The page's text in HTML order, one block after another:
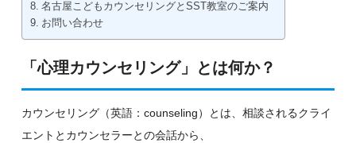
名古屋こどもカウンセリングとSST教室のご案内
お問い合わせ
「心理カウンセリング」とは何か？
カウンセリング（英語：counseling）とは、相談されるクライ
エントとカウンセラーとの会話から、